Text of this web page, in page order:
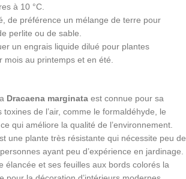
à 10 °C.
de préférence un mélange de terre pour
perlite ou de sable.
un engrais liquide dilué pour plantes
mois au printemps et en été.
Dracaena marginata est connue pour sa
de l’air, comme le formaldéhyde, le
qui améliore la qualité de l’environnement.
une plante très résistante qui nécessite peu de
ayant peu d’expérience en jardinage.
élancée et ses feuilles aux bords colorés la